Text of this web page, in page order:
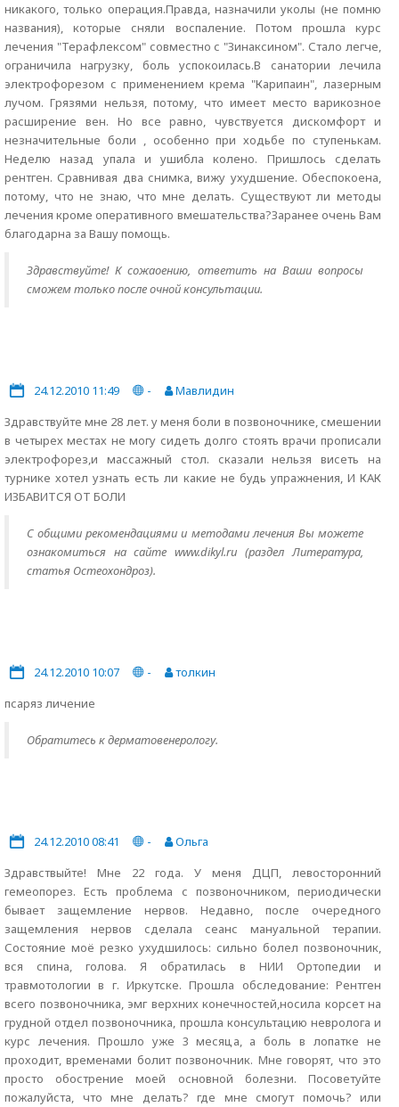
никакого, только операция.Правда, назначили уколы (не помню
названия), которые сняли воспаление. Потом прошла курс
лечения "Терафлексом" совместно с "Зинаксином". Стало легче,
ограничила нагрузку, боль успокоилась.В санатории лечила
электрофорезом с применением крема "Карипаин", лазерным
лучом. Грязями нельзя, потому, что имеет место варикозное
расширение вен. Но все равно, чувствуется дискомфорт и
незначительные боли , особенно при ходьбе по ступенькам.
Неделю назад упала и ушибла колено. Пришлось сделать
рентген. Сравнивая два снимка, вижу ухудшение. Обеспокоена,
потому, что не знаю, что мне делать. Существуют ли методы
лечения кроме оперативного вмешательства?Заранее очень Вам
благодарна за Вашу помощь.
Здравствуйте! К сожаоению, ответить на Ваши вопросы
сможем только после очной консультации.
24.12.2010 11:49 -
Мавлидин
Здравствуйте мне 28 лет. у меня боли в позвоночнике, смешении
в четырех местах не могу сидеть долго стоять врачи прописали
электрофорез,и массажный стол. сказали нельзя висеть на
турнике хотел узнать есть ли какие не будь упражнения, И КАК
ИЗБАВИТСЯ ОТ БОЛИ
С общими рекомендациями и методами лечения Вы можете
ознакомиться на сайте www.dikyl.ru (раздел Литература,
статья Остеохондроз).
24.12.2010 10:07 -
толкин
псаряз личение
Обратитесь к дерматовенерологу.
24.12.2010 08:41 -
Ольга
Здравствыйте! Мне 22 года. У меня ДЦП, левосторонний
гемеопорез. Есть проблема с позвоночником, периодически
бывает защемление нервов. Недавно, после очередного
защемления нервов сделала сеанс мануальной терапии.
Состояние моё резко ухудшилось: сильно болел позвоночник,
вся спина, голова. Я обратилась в НИИ Ортопедии и
травмотологии в г. Иркутске. Прошла обследование: Рентген
всего позвоночника, эмг верхних конечностей,носила корсет на
грудной отдел позвоночника, прошла консультацию невролога и
курс лечения. Прошло уже 3 месяца, а боль в лопатке не
проходит, временами болит позвоночник. Мне говорят, что это
просто обострение моей основной болезни. Посоветуйте
пожалуйста, что мне делать? где мне смогут помочь? или